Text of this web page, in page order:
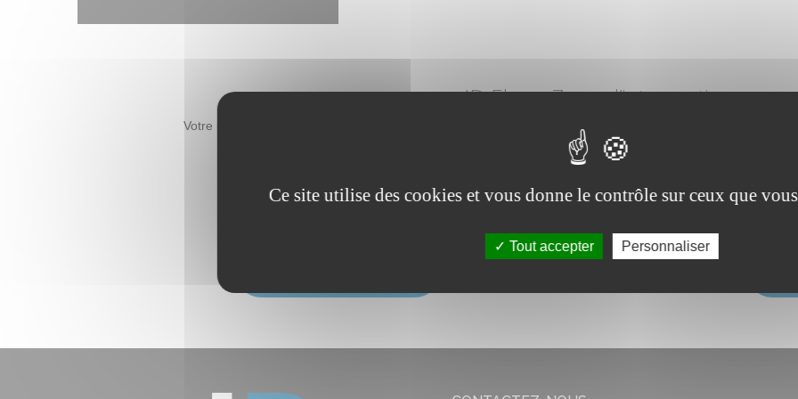
JD Elec– Zone d’intervention
Votre professionnel se déplace principalement dans la région de Beloeil, mais également à Sirault,
Cette proximité permet d’assurer un service réactif et adapté aux besoins des
Ce site utilise des cookies et vous donne le contrôle sur ceux que
Tout accepter Personnaliser